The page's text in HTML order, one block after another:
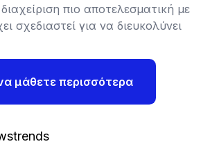
πιο αποτελεσματική με
σχεδιαστεί για να διευκολύνει
μάθετε περισσότερα